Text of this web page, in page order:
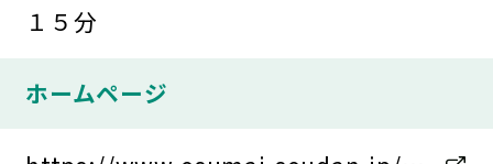
１５分
ホームページ